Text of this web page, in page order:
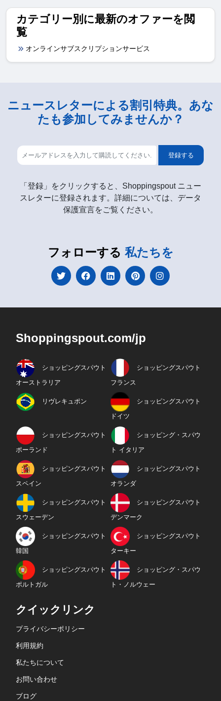
カテゴリー別に最新のオファーを閲
覧
オンラインサブスクリプションサービス
ニュースレターによる割引特典。あな
たも参加してみませんか？
登録する
「登録」をクリックすると、Shoppingspout ニュー
スレターに登録されます。詳細については、データ
保護宣言をご覧ください。
フォローする 私たちを
Shoppingspout.com/jp
ショッピングスパウト
オーストラリア
ショッピングスパウト
フランス
リヴレキュポン ショッピングスパウト
ドイツ
ショッピングスパウト
ポーランド
ショッピング・スパウ
ト イタリア
ショッピングスパウト
スペイン
ショッピングスパウト
オランダ
ショッピングスパウト
スウェーデン
ショッピングスパウト
デンマーク
ショッピングスパウト
韓国
ショッピングスパウト
ターキー
ショッピングスパウト
ポルトガル
ショッピング・スパウ
ト・ノルウェー
クイックリンク
プライバシーポリシー
利用規約
私たちについて
お問い合わせ
ブログ